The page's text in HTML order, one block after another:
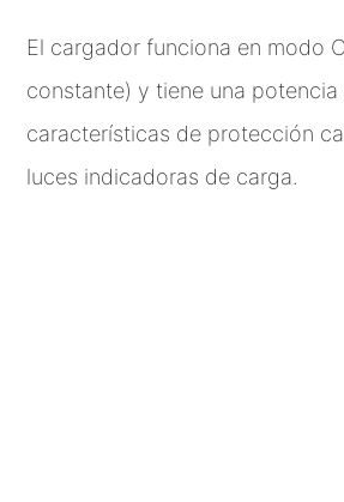
El cargador funciona en modo
constante) y tiene una
características de protección
luces indicadoras de carga.